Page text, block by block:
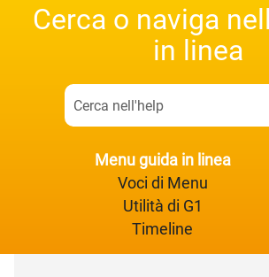
Cerca o naviga
in linea
Menu guida in linea
Voci di Menu
Utilità di G1
Timeline